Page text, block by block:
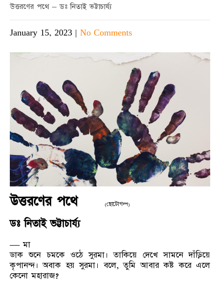
উত্তরণের পথে – ডঃ নিতাই ভট্টাচার্য্য
January 15, 2023 | No Comments
উত্তরণের পথে (ছোটোগল্প)
ডঃ নিতাই ভট্টাচার্য্য
— মা
ডাক শুনে চমকে ওঠে সুরমা। তাকিয়ে দেখে সামনে দাঁড়িয়ে
কৃপানন্দ। অবাক হয় সুরমা। বলে, তুমি আবার কষ্ট করে এলে
কেনো মহারাজ?